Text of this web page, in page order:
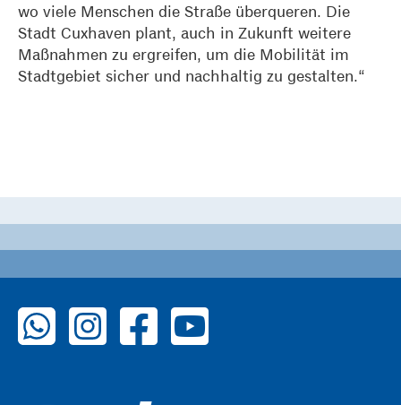
wo viele Menschen die Straße überqueren. Die
Stadt Cuxhaven plant, auch in Zukunft weitere
Maßnahmen zu ergreifen, um die Mobilität im
Stadtgebiet sicher und nachhaltig zu gestalten.“
zu WhatsAppzu Instagramzu Facebook
zu YouTube